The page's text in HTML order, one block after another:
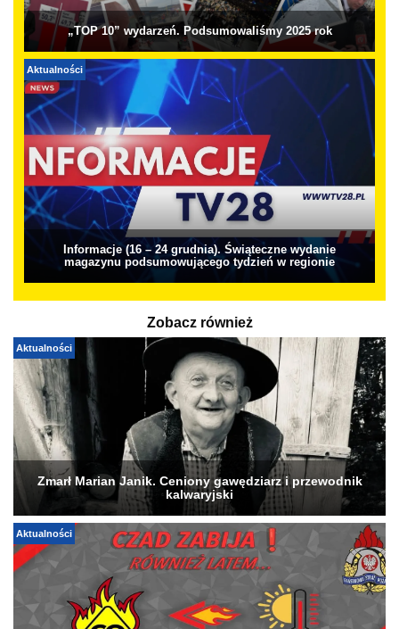
„TOP 10” wydarzeń. Podsumowaliśmy 2025 rok
Aktualności
Informacje (16 – 24 grudnia). Świąteczne wydanie
magazynu podsumowującego tydzień w regionie
Zobacz również
Aktualności
Zmarł Marian Janik. Ceniony gawędziarz i przewodnik
kalwaryjski
Aktualności